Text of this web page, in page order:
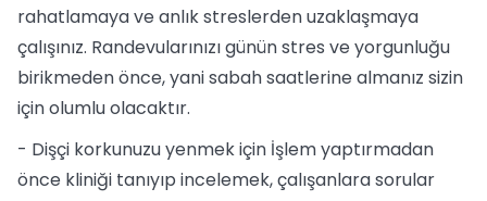
rahatlamaya ve anlık streslerden uzaklaşmaya
çalışınız. Randevularınızı günün stres ve yorgunluğu
birikmeden önce, yani sabah saatlerine almanız sizin
için olumlu olacaktır.
- Dişçi korkunuzu yenmek için İşlem yaptırmadan
önce kliniği tanıyıp incelemek, çalışanlara sorular